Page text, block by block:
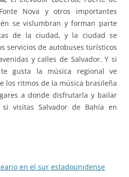
Nova y otros importantes
se vislumbran y forman parte
de la ciudad, y la ciudad se
servicios de autobuses turísticos
y calles de Salvador. Y si
gusta la música regional ve
los ritmos de la música brasileña
a donde disfrutarla y bailar
visitas Salvador de Bahía en
en el sur estadounidense